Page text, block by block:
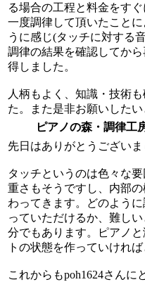
る場合の工程と料金をす
一度調律して頂いたこと
うに感じ(タッチに対する
調律の結果を確認してか
得しました。
人柄もよく、知識・技術
た。また是非お願いしたい
ピアノの森・調律工
先日はありがとうございま
タッチというのは色々な
重さもそうですし、内部
わってきます。どのよう
っていただけるか、難し
分でもあります。ピアノ
トの状態を作っていければ
これからもpoh1624さんに